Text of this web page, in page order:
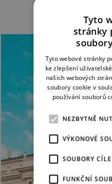
Tyto
stránky
Tyto webové stránky
ke zlepšení
našich webových
soubory cookie v
používání souborů
NEZBYTNĚ
VÝKONOVÉ
SOUBORY
FUNKČNÍ